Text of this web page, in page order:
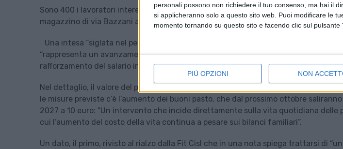
personali possono non richiedere il tuo consenso, ma hai il
si applicheranno solo a questo sito web. Puoi modificare le
momento tornando su questo sito e facendo clic sul pulsante
PIÙ OPZIONI NON
Sono 400 i lavoratori interessati dall’accordo di secondo livello raggiunto
magazzino di via Bazzani a Piacenza.
Una intesa “siglata nel perimetro Lhs-Gxo” – spiega la Filt Cgil, che l’ha
“rappresenta un avanzamento concreto sul piano economico”. Per il sindacato, il
rafforzamento del salario indiretto e delle condizioni economiche per chi lavora
Nel dettaglio, il valore del premio secondo la sigla potrà arrivare e superare i 1900
le misure previste c’è l’aumento dei buoni pasto, che dal prossimo ottobre
2027 a 10 euro: “Un intervento che incide direttamente sulla vita quotidiana delle
cui l’aumento del costo della vita continua a pesare sui bilanci familiari”.
Un dato, il primo, rivisto al rialzo dalla Fit Cisl che in una nota spiega trattarsi di